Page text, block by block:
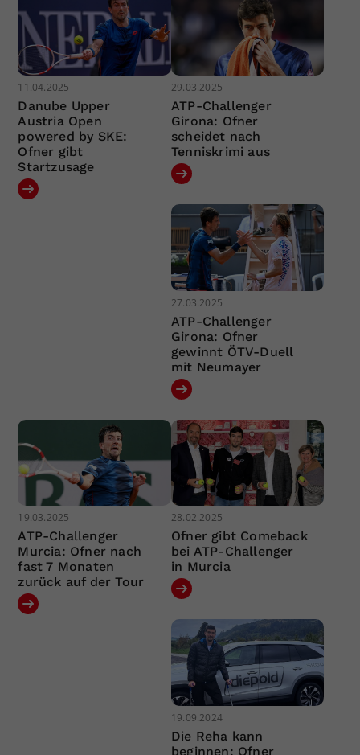
11.04.2025
Danube Upper
Austria Open
powered by SKE:
Ofner gibt
Startzusage
29.03.2025
ATP-Challenger
Girona: Ofner
scheidet nach
Tenniskrimi aus
27.03.2025
ATP-Challenger
Girona: Ofner
gewinnt ÖTV-Duell
mit Neumayer
19.03.2025
ATP-Challenger
Murcia: Ofner nach
fast 7 Monaten
zurück auf der Tour
28.02.2025
Ofner gibt Comeback
bei ATP-Challenger
in Murcia
19.09.2024
Die Reha kann
beginnen: Ofner